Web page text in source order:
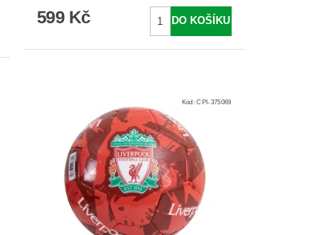
599 Kč
Kód:CPI-375069